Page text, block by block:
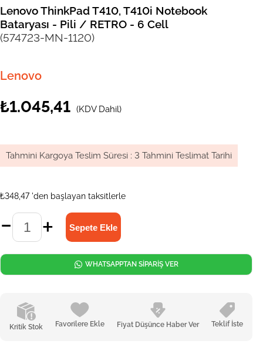
Lenovo ThinkPad T410, T410i Notebook
Bataryası - Pili / RETRO - 6 Cell
(574723-MN-1120)
Lenovo
₺1.045,41 (KDV Dahil)
Tahmini Kargoya Teslim Süresi : 3 Tahmini Teslimat Tarihi
₺348,47 'den başlayan taksitlerle
Kritik Stok Favorilere Ekle Fiyat Düşünce Haber Ver Teklif İste
WHATSAPPTAN SİPARİŞ VER